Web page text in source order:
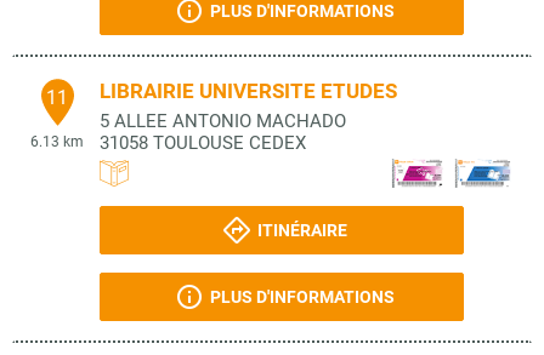
PLUS D'INFORMATIONS
11
6.13 km
LIBRAIRIE UNIVERSITE ETUDES
5 ALLEE ANTONIO MACHADO
31058 TOULOUSE CEDEX
ITINÉRAIRE
PLUS D'INFORMATIONS